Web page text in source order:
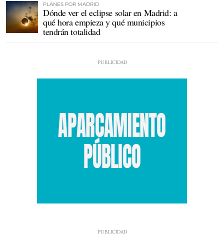
PLANES POR MADRID
Dónde ver el eclipse solar en Madrid: a
qué hora empieza y qué municipios
tendrán totalidad